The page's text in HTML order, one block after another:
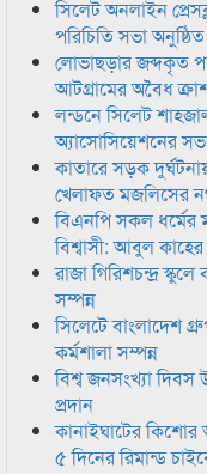
সিলেট অনলাইন
পরিচিতি সভা অনুষ্ঠিত
লোভাছড়ার জব্দকৃত
আটগ্রামের অবৈধ
লন্ডনে সিলেট
অ্যাসোসিয়েশনের
কাতারে সড়ক
খেলাফত মজলিসের
বিএনপি সকল ধর্মের
বিশ্বাসী: আবুল
রাজা গিরিশচন্দ্র
সম্পন্ন
সিলেটে বাংলাদেশ
কর্মশালা সম্পন্ন
বিশ্ব জনসংখ্যা
প্রদান
কানাইঘাটের
৫ দিনের রিমান্ড